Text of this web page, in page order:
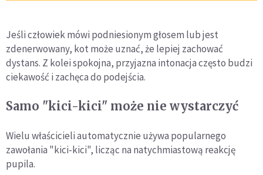
Jeśli człowiek mówi podniesionym głosem lub jest
zdenerwowany, kot może uznać, że lepiej zachować
dystans. Z kolei spokojna, przyjazna intonacja często budzi
ciekawość i zachęca do podejścia.
Samo "kici-kici" może nie wystarczyć
Wielu właścicieli automatycznie używa popularnego
zawołania "kici-kici", licząc na natychmiastową reakcję
pupila.